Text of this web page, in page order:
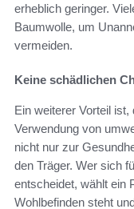
erheblich geringer.
Baumwolle, um
vermeiden.
Keine schädlichen
Ein weiterer Vorteil
Verwendung von
nicht nur zur
den Träger. Wer sich
entscheidet, wählt ein
Wohlbefinden steht